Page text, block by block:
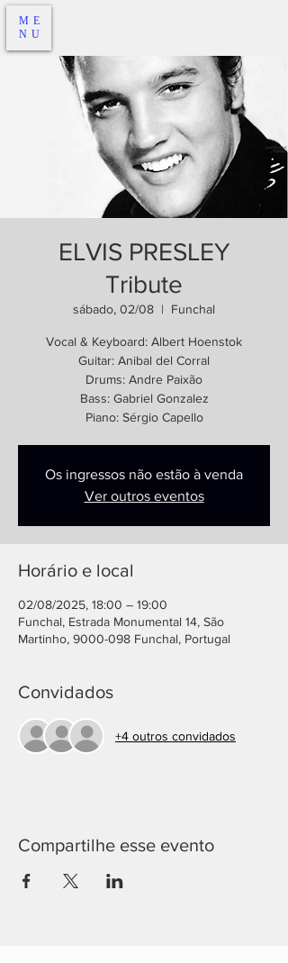
ME
NU
ELVIS PRESLEY
Tribute
sábado, 02/08
  |
Funchal
Vocal & Keyboard: Albert Hoenstok
Guitar: Anibal del Corral
Drums: Andre Paixão
Bass: Gabriel Gonzalez
Piano: Sérgio Capello
Os ingressos não estão à venda
Ver outros eventos
Horário e local
02/08/2025, 18:00 – 19:00
Funchal, Estrada Monumental 14, São
Martinho, 9000-098 Funchal, Portugal
Convidados
+4 outros convidados
Compartilhe esse evento